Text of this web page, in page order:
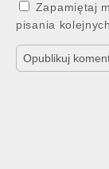
Zapamiętaj
pisania